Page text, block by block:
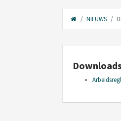
NIEUWS